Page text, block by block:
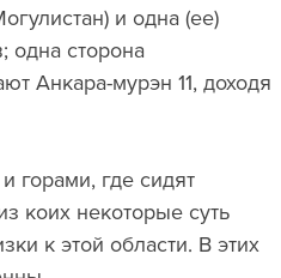
и одна (ее)
одна сторона
Анкара-мурэн 11, доходя
горами, где сидят
коих некоторые суть
к этой области. В этих